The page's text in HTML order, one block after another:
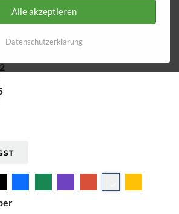
- fest 520
Alle akzeptieren
Datenschutzerklärung